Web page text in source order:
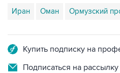
Иран Оман Ормузский
Купить подписку на
Подписаться на